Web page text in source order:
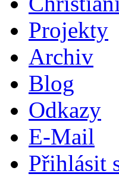
Projekty
Archiv
Blog
Odkazy
E-Mail
Přihlásit